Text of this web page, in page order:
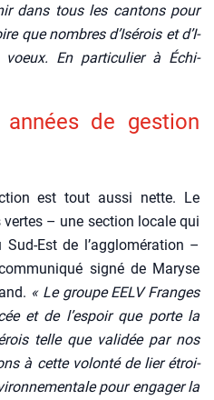
dans tous les can­tons pour
que nombres d’I­sé­rois et d’I­
voeux. En par­ti­cu­lier à Échi­
de ges­tion
est tout aus­si nette. Le
vertes – une sec­tion locale qui
Est de l’agglomération –
signé de Maryse
« Le groupe EELV Franges
et de l’espoir que porte la
telle que vali­dée par nos
à cette volon­té de lier étroi­
pour enga­ger la